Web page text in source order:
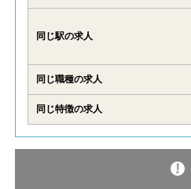
同じ駅の求人
同じ職種の求人
同じ特徴の求人